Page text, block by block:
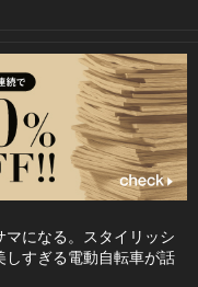
になる。スタイリッシ
しすぎる電動自転車が話